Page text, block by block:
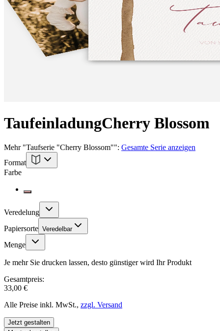
TaufeinladungCherry Blossom
Mehr"Taufserie "Cherry Blossom"": Gesamte Serie anzeigen
Format
Farbe
Veredelung
Papiersorte Veredelbar
Menge
Je mehr Sie drucken lassen, desto günstiger wird Ihr Produkt
Gesamtpreis:
33,00 €
Alle Preise inkl. MwSt., zzgl. Versand
Jetzt gestalten